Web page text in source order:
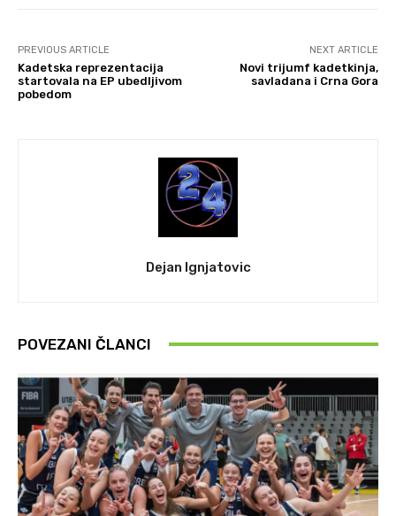
PREVIOUS ARTICLE
Kadetska reprezentacija
startovala na EP ubedljivom
pobedom
NEXT ARTICLE
Novi trijumf kadetkinja,
savladana i Crna Gora
Dejan Ignjatovic
POVEZANI ČLANCI